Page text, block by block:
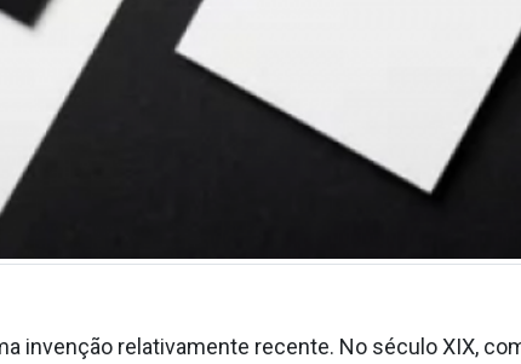
invenção relativamente recente. No século XIX,